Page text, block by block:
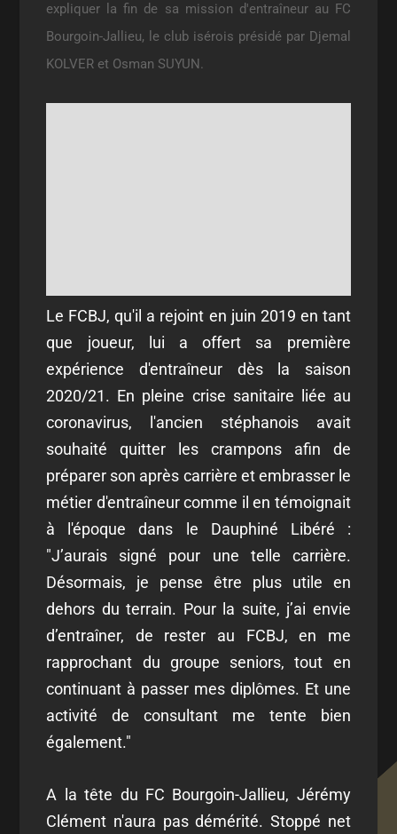
expliquer la fin de sa mission d'entraîneur au FC
Bourgoin-Jallieu, le club isérois présidé par Djemal
KOLVER et Osman SUYUN.
Le FCBJ, qu'il a rejoint en juin 2019 en tant
que joueur, lui a offert sa première
expérience d'entraîneur dès la saison
2020/21. En pleine crise sanitaire liée au
coronavirus, l'ancien stéphanois avait
souhaité quitter les crampons afin de
préparer son après carrière et embrasser le
métier d'entraîneur comme il en témoignait
à l'époque dans le Dauphiné Libéré :
"J’aurais signé pour une telle carrière.
Désormais, je pense être plus utile en
dehors du terrain. Pour la suite, j’ai envie
d’entraîner, de rester au FCBJ, en me
rapprochant du groupe seniors, tout en
continuant à passer mes diplômes. Et une
activité de consultant me tente bien
également."
A la tête du FC Bourgoin-Jallieu, Jérémy
Clément n'aura pas démérité. Stoppé net